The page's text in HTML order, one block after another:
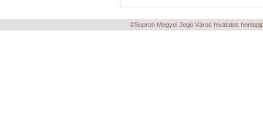
©Sopron Megyei Jogú Város hivatalos